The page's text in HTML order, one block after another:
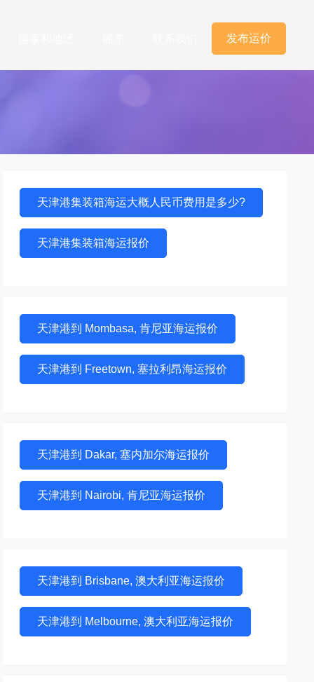
发布运价
天津港集装箱海运大概人民币费用是多少?
天津港集装箱海运报价
天津港到 Mombasa, 肯尼亚海运报价
天津港到 Freetown, 塞拉利昂海运报价
天津港到 Dakar, 塞内加尔海运报价
天津港到 Nairobi, 肯尼亚海运报价
天津港到 Brisbane, 澳大利亚海运报价
天津港到 Melbourne, 澳大利亚海运报价